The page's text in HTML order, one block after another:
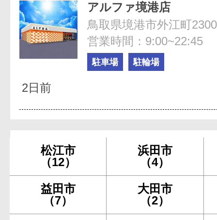
アルファ境港店
鳥取県境港市外江町2300
営業時間：9:00~22:45
駐車場 駐輪場
2日前
松江市
（12）
浜田市
（4）
益田市
（7）
大田市
（2）